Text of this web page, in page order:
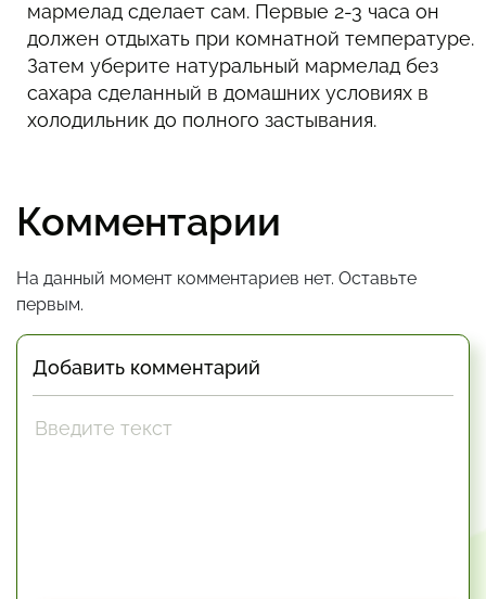
мармелад сделает сам. Первые 2-3 часа он
должен отдыхать при комнатной температуре.
Затем уберите натуральный мармелад без
сахара сделанный в домашних условиях в
холодильник до полного застывания.
Комментарии
На данный момент комментариев нет. Оставьте
первым.
Добавить комментарий